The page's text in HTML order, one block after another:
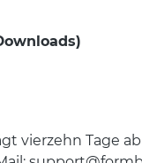
vierzehn Tage